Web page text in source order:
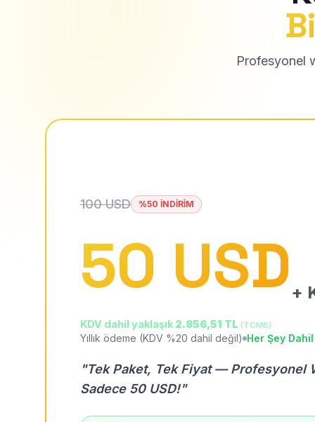
Profesyonel
100 USD %50 İNDİRİM
50 USD +
KDV dahil yaklaşık 2.856,51 TL (TCMB)
Yıllık ödeme (KDV %20 dahil değil) Her Şey Dahil
"Tek Paket, Tek Fiyat — Profesyonel
Sadece 50 USD!"